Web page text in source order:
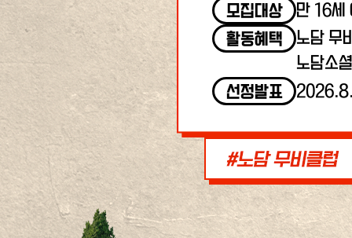
모집대상
만 16세
활동혜택
노담 무
노담소
선정발표